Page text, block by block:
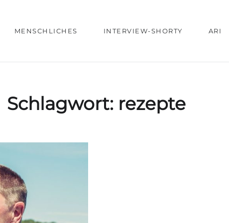
MENSCHLICHES INTERVIEW-SHORTY ARI
Schlagwort: rezepte